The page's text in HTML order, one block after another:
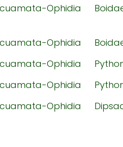
Ophidia
Ophidia
Ophidia
Ophidia
Ophidia